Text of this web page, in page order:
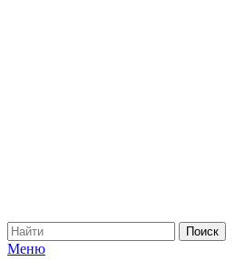
Меню